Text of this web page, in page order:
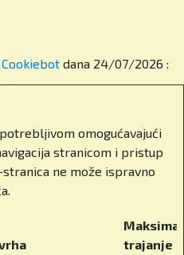
s Cambridge IGCSE
im otvaraju vrata
upisanih alumnija
njihov prvi izbor.
Cambridgeu, London
Bocconiju,
Universityju u
– to je putovnica za
Cookiebot dana 24/07/2026 :
omogućavajući
stranicom i pristup
ne može ispravno
trajanje